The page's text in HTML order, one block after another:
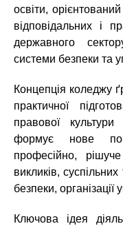
освіти,
відповідальних і
державного
системи безпеки та
Концепція коледжу
практичної
правової
формує нове
професійно,
викликів,
безпеки,
Ключова ідея